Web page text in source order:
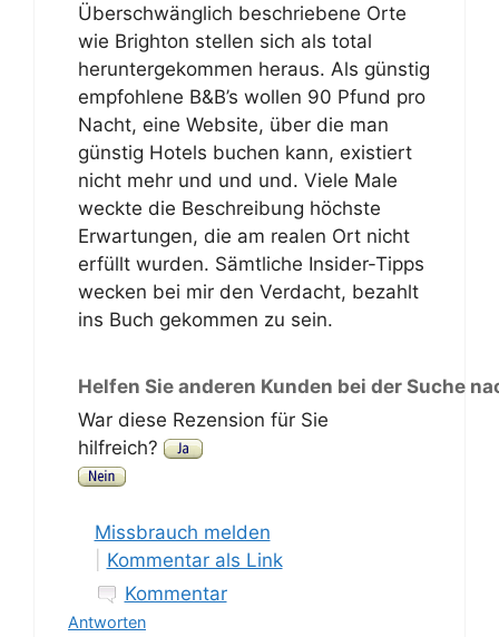
Überschwänglich beschriebene Orte
wie Brighton stellen sich als total
heruntergekommen heraus. Als günstig
empfohlene B&B’s wollen 90 Pfund pro
Nacht, eine Website, über die man
günstig Hotels buchen kann, existiert
nicht mehr und und und. Viele Male
weckte die Beschreibung höchste
Erwartungen, die am realen Ort nicht
erfüllt wurden. Sämtliche Insider-Tipps
wecken bei mir den Verdacht, bezahlt
ins Buch gekommen zu sein.
Helfen Sie anderen Kunden bei der Suche
War diese Rezension für Sie
hilfreich?
Missbrauch melden
Kommentar als Link
Kommentar
Antworten